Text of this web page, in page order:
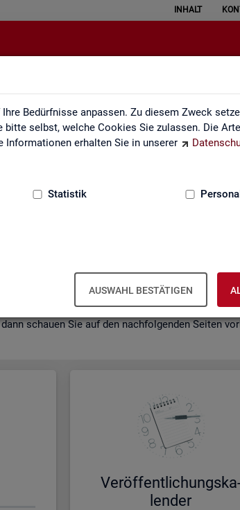
Bedürfnisse anpassen. Zu diesem Zweck
selbst, welche Cookies Sie zulassen. Die
Informationen erhalten Sie in unserer
Statistik
AUSWAHL BESTÄTIGEN
INHALT
Service
Ser­vice
(nachBe­darf). Haben Sie
schau­en Sie auf den nach­fol­gen­den Sei­ten
len­der